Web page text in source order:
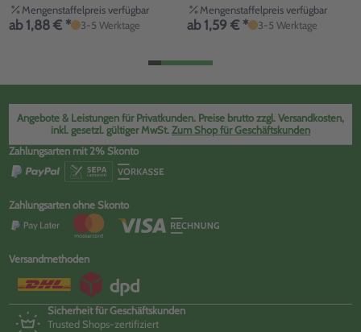
Mengenstaffelpreis verfügbar
ab 1,88 € * 3-5 Werktage
Mengenstaffelpreis verfügbar
ab 1,59 € * 3-5 Werktage
Angebote & Leistungen für Privatkunden. Preise brutto zzgl. Versandkosten,
inkl. gesetzl. gültiger MwSt. Zum Shop für Geschäftskunden
Zahlungsarten mit 2% Skonto
Zahlungsarten ohne Skonto
Versandmethoden
Sicherheit für Geschäftskunden
Trusted Shops-zertifiziert